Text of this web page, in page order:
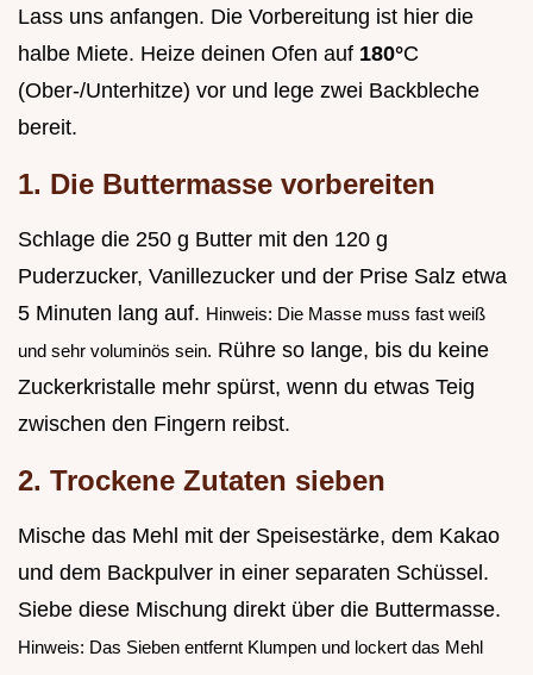
Lass uns anfangen. Die Vorbereitung ist hier die
halbe Miete. Heize deinen Ofen auf 180°C
(Ober-/Unterhitze) vor und lege zwei Backbleche
bereit.
1. Die Buttermasse vorbereiten
Schlage die 250 g Butter mit den 120 g
Puderzucker, Vanillezucker und der Prise Salz etwa
5 Minuten lang auf. Hinweis: Die Masse muss fast weiß
und sehr voluminös sein. Rühre so lange, bis du keine
Zuckerkristalle mehr spürst, wenn du etwas Teig
zwischen den Fingern reibst.
2. Trockene Zutaten sieben
Mische das Mehl mit der Speisestärke, dem Kakao
und dem Backpulver in einer separaten Schüssel.
Siebe diese Mischung direkt über die Buttermasse.
Hinweis: Das Sieben entfernt Klumpen und lockert das Mehl